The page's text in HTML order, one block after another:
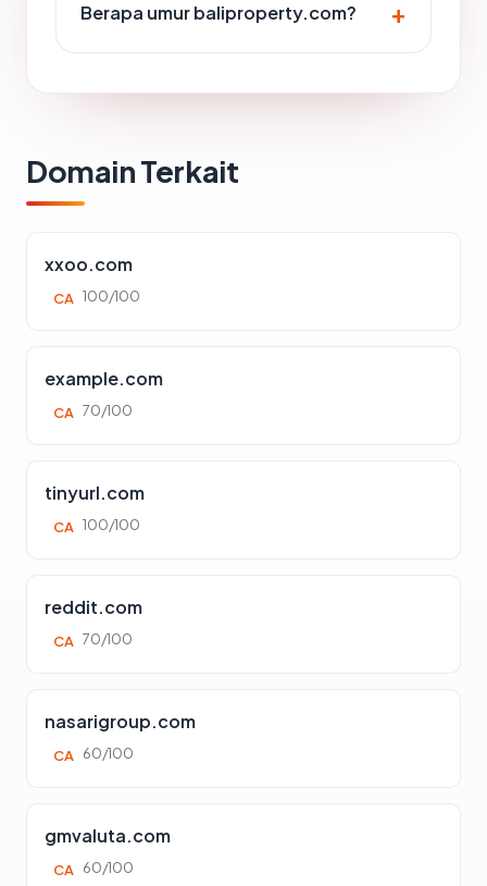
Berapa umur baliproperty.com?
Domain Terkait
xxoo.com
CA 100/100
example.com
CA 70/100
tinyurl.com
CA 100/100
reddit.com
CA 70/100
nasarigroup.com
CA 60/100
gmvaluta.com
CA 60/100